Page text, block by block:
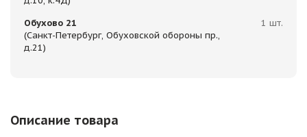
Обухово 21
(Санкт-Петербург, Обуховской обороны пр.,
д.21)
1 шт.
Описание товара